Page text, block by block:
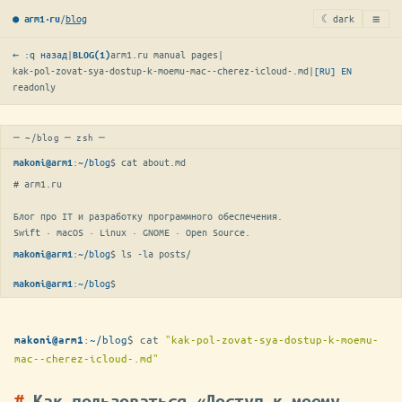
● arm1·ru/blog ☾ dark ≡
← :q назад|BLOG(1)arm1.ru manual pages |
kak-pol-zovat-sya-dostup-k-moemu-mac--cherez-icloud-.md | [RU] EN
readonly
─ ~/blog ─ zsh ─
makoni@arm1 :~/blog$ cat about.md
# arm1.ru
Блог про IT и разработку программного обеспечения.
Swift · macOS · Linux · GNOME · Open Source.
makoni@arm1 :~/blog$ ls -la posts/
makoni@arm1 :~/blog$
makoni@arm1 :~/blog$ cat "kak-pol-zovat-sya-dostup-k-moemu-
mac--cherez-icloud-.md"